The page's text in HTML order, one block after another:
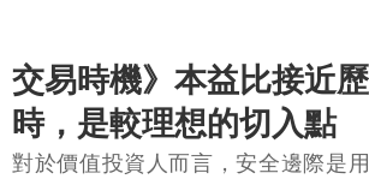
交易時機》本益比接近
時，是較理想的切入點
對於價值投資人而言，安全邊際是